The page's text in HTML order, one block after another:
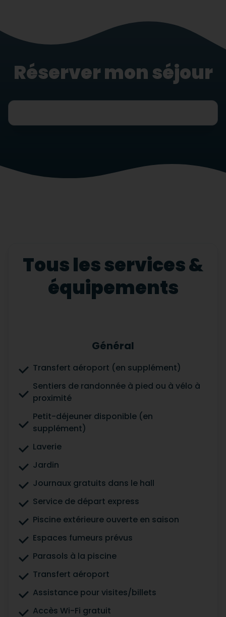
Réserver mon séjour
Tous les services &
équipements
Général
Transfert aéroport (en supplément)
Sentiers de randonnée à pied ou à vélo à
proximité
Petit-déjeuner disponible (en
supplément)
Laverie
Jardin
Journaux gratuits dans le hall
Service de départ express
Piscine extérieure ouverte en saison
Espaces fumeurs prévus
Parasols à la piscine
Transfert aéroport
Assistance pour visites/billets
Accès Wi-Fi gratuit